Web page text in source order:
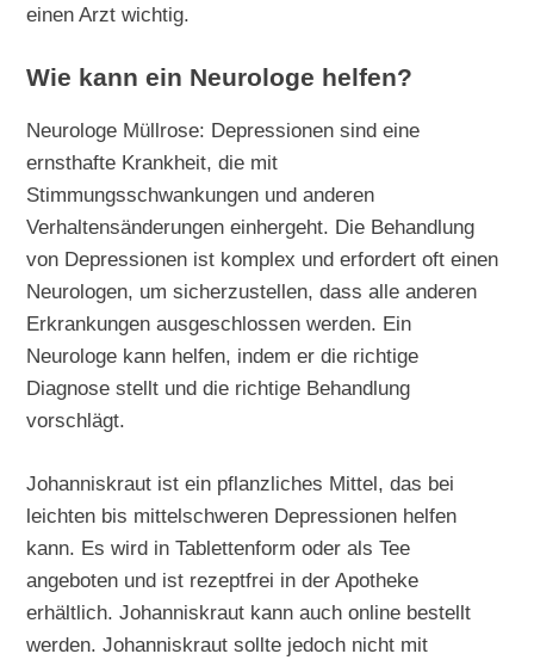
einen Arzt wichtig.
Wie kann ein Neurologe helfen?
Neurologe Müllrose: Depressionen sind eine
ernsthafte Krankheit, die mit
Stimmungsschwankungen und anderen
Verhaltensänderungen einhergeht. Die Behandlung
von Depressionen ist komplex und erfordert oft einen
Neurologen, um sicherzustellen, dass alle anderen
Erkrankungen ausgeschlossen werden. Ein
Neurologe kann helfen, indem er die richtige
Diagnose stellt und die richtige Behandlung
vorschlägt.
Johanniskraut ist ein pflanzliches Mittel, das bei
leichten bis mittelschweren Depressionen helfen
kann. Es wird in Tablettenform oder als Tee
angeboten und ist rezeptfrei in der Apotheke
erhältlich. Johanniskraut kann auch online bestellt
werden. Johanniskraut sollte jedoch nicht mit